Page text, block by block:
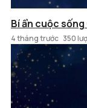
Bí ẩn cuộc
4 tháng trước 350